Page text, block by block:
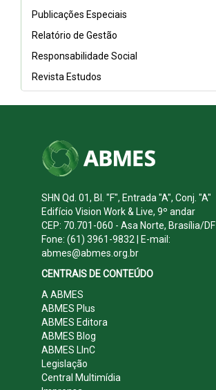
Publicações Especiais
Relatório de Gestão
Responsabilidade Social
Revista Estudos
SHN Qd. 01, Bl. "F", Entrada "A", Conj. "A"
Edifício Vision Work & Live, 9º andar
CEP: 70.701-060 - Asa Norte, Brasília/DF
Fone: (61) 3961-9832 | E-mail:
abmes@abmes.org.br
CENTRAIS DE CONTEÚDO
A ABMES
ABMES Plus
ABMES Editora
ABMES Blog
ABMES LInC
Legislação
Central Multimídia